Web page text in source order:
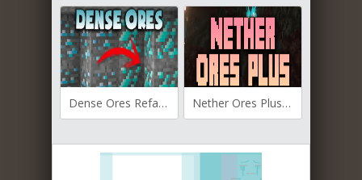
Dense Ores Refabricated для Майнкрафт [1.19.2, 1.18.2, 1.18.1] Nether Ores Plus для Майнкрафт [1.19.2, 1.18.2, 1.17.1]